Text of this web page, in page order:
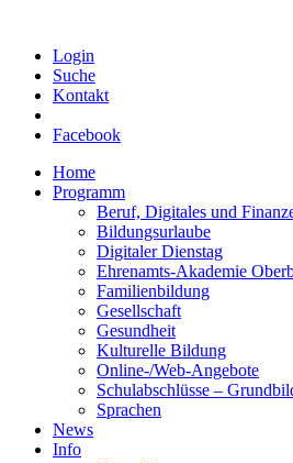
Login
Suche
Kontakt
Facebook
Home
Programm
Beruf, Digitales und
Bildungsurlaube
Digitaler Dienstag
Ehrenamts-Akademie
Familienbildung
Gesellschaft
Gesundheit
Kulturelle Bildung
Online-/Web-Angebote
Schulabschlüsse –
Sprachen
News
Info